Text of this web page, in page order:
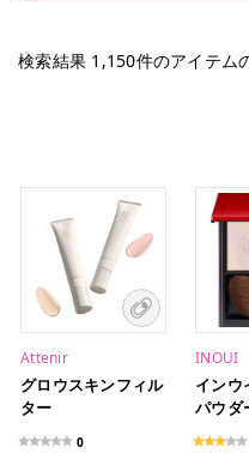
検索結果 1,150件のアイテム
Attenir
グロウスキンフィル
ター
0
INOUI
インウ
パウダ